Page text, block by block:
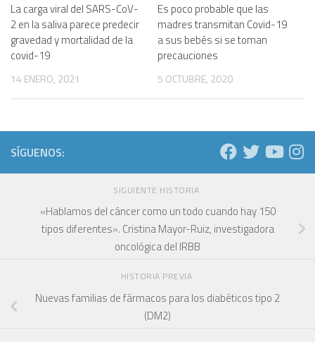
La carga viral del SARS-CoV-
2 en la saliva parece predecir
gravedad y mortalidad de la
covid-19
14 ENERO, 2021
Es poco probable que las
madres transmitan Covid-19
a sus bebés si se toman
precauciones
5 OCTUBRE, 2020
SÍGUENOS:
SIGUIENTE HISTORIA
«Hablamos del cáncer como un todo cuando hay 150
tipos diferentes». Cristina Mayor-Ruiz, investigadora
oncológica del IRBB
HISTORIA PREVIA
Nuevas familias de fármacos para los diabéticos tipo 2
(DM2)